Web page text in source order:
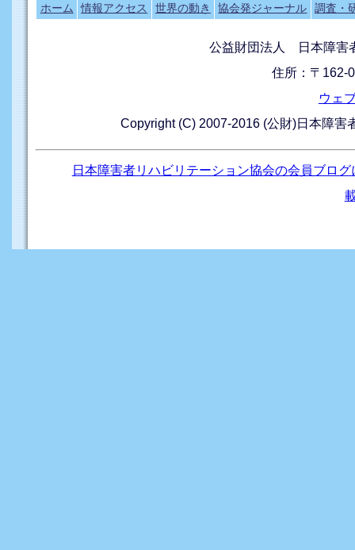
ホーム 情報アクセス 世界の動き 協会発ジャーナル 調査・
公益財団法人 日本障害
住所：〒162-
ウェ
Copyright (C) 2007-2016 (公財)日本障
日本障害者リハビリテーション協会の会員ブロ